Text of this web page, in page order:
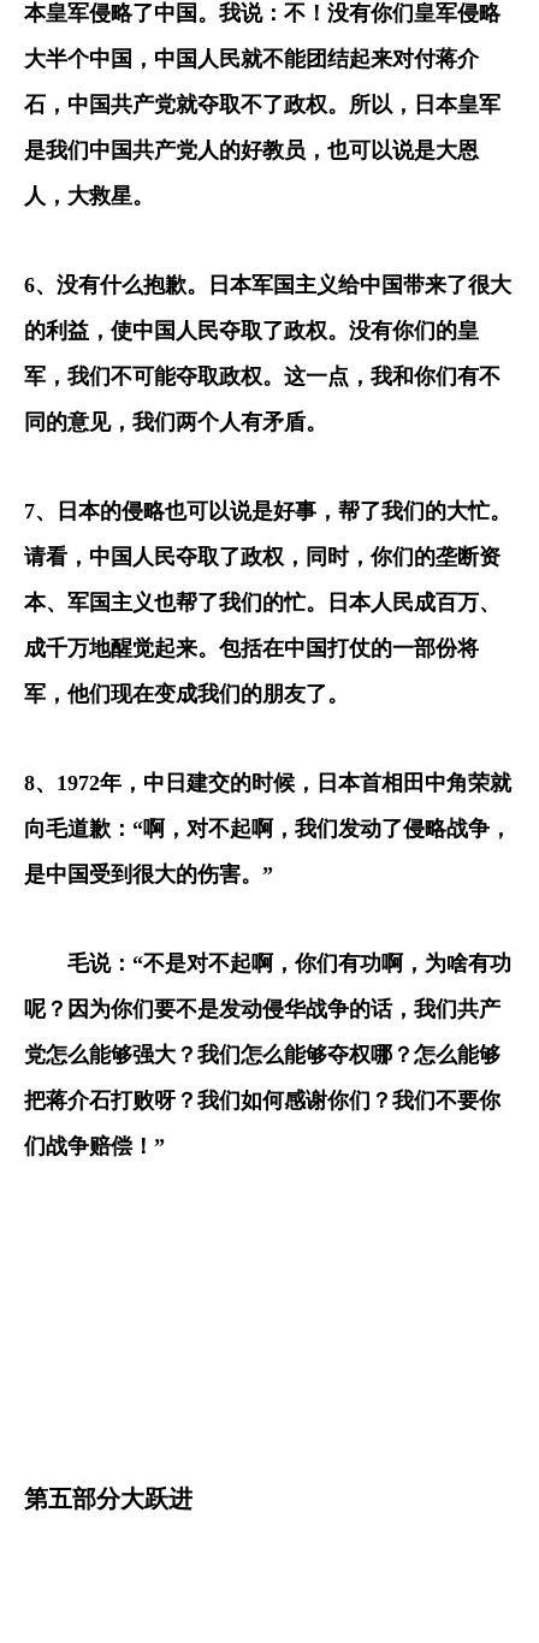
本皇军侵略了中国。我说：不！没有你们皇军侵略
大半个中国，中国人民就不能团结起来对付蒋介
石，中国共产党就夺取不了政权。所以，日本皇军
是我们中国共产党人的好教员，也可以说是大恩
人，大救星。
6、没有什么抱歉。日本军国主义给中国带来了很大
的利益，使中国人民夺取了政权。没有你们的皇
军，我们不可能夺取政权。这一点，我和你们有不
同的意见，我们两个人有矛盾。
7、日本的侵略也可以说是好事，帮了我们的大忙。
请看，中国人民夺取了政权，同时，你们的垄断资
本、军国主义也帮了我们的忙。日本人民成百万、
成千万地醒觉起来。包括在中国打仗的一部份将
军，他们现在变成我们的朋友了。
8、 1972年，中日建交的时候，日本首相田中角荣就
向毛道歉： “啊，对不起啊，我们发动了侵略战争，
是中国受到很大的伤害。 ”
毛说： “不是对不起啊，你们有功啊，为啥有功
呢？因为你们要不是发动侵华战争的话，我们共产
党怎么能够强大？我们怎么能够夺权哪？怎么能够
把蒋介石打败呀？我们如何感谢你们？我们不要你
们战争赔偿！ ”
第五部分大跃进